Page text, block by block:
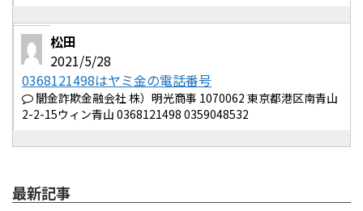
松田
2021/5/28
0368121498はヤミ金の電話番号
闇金詐欺金融会社 株）明光商事 1070062 東京都港区南青山
2-2-15ウィン青山 0368121498 0359048532
最新記事